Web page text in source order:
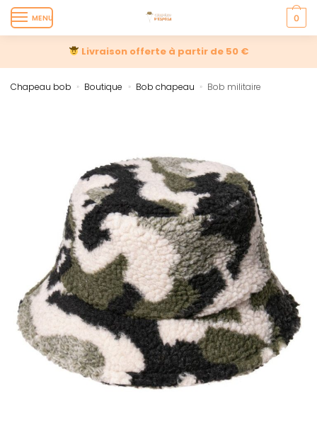
MENU 0
Livraison offerte à partir de 50 €
Chapeau bob » Boutique » Bob chapeau » Bob militaire